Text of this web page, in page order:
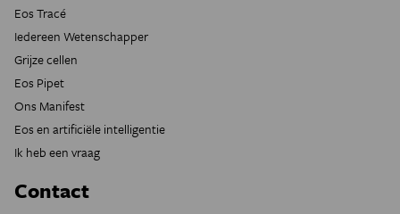
Eos Tracé
Iedereen Wetenschapper
Grijze cellen
Eos Pipet
Ons Manifest
Eos en artificiële intelligentie
Ik heb een vraag
Contact